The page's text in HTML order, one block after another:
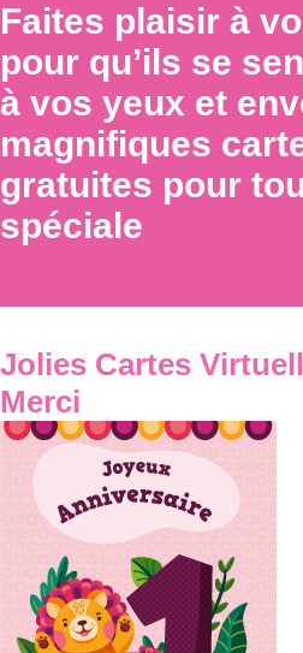
Faites plaisir à
pour qu’ils se
à vos yeux et
magnifiques
gratuites pour
spéciale
Jolies Cartes
Merci